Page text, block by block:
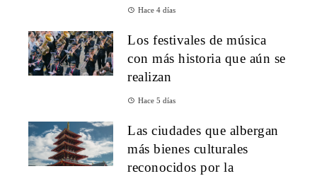
Hace 4 días
Los festivales de música
con más historia que aún se
realizan
Hace 5 días
Las ciudades que albergan
más bienes culturales
reconocidos por la